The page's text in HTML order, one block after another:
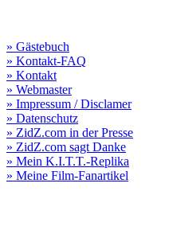
» Gästebuch
» Kontakt-FAQ
» Kontakt
» Webmaster
» Impressum / Disclamer
» Datenschutz
» ZidZ.com in der Presse
» ZidZ.com sagt Danke
» Mein K.I.T.T.-Replika
» Meine Film-Fanartikel